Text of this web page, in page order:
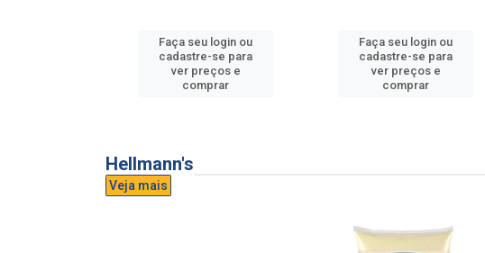
Faça seu login ou
cadastre-se para
ver preços e
comprar
Faça seu login ou
cadastre-se para
ver preços e
comprar
Hellmann's
Veja mais